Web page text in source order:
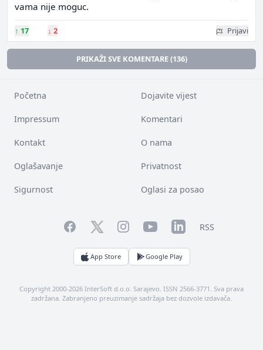
vama nije moguc.
↑ 17 ↓ 2 Prijavi
PRIKAŽI SVE KOMENTARE (136)
Početna Dojavite vijest
Impressum Komentari
Kontakt O nama
Oglašavanje Privatnost
Sigurnost Oglasi za posao
FacebookTwitterInstagramYouTubeLinkedInRSS
App Store Google Play
Copyright 2000-2026 InterSoft d.o.o. Sarajevo. ISSN 2566-3771. Sva prava
zadržana. Zabranjeno preuzimanje sadržaja bez dozvole izdavača.